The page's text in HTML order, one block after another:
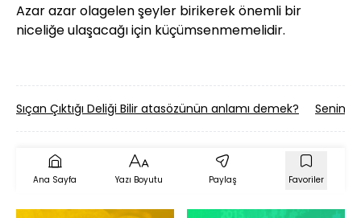
Azar azar olagelen şeyler birikerek önemli bir
niceliğe ulaşacağı için küçümsenmemelidir.
Sıçan Çıktığı Deliği Bilir atasözünün anlamı demek? Seninki
Ana Sayfa Yazı Boyutu Paylaş Favoriler